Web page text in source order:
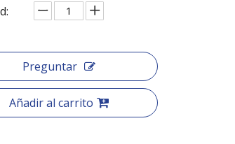
Preguntar
Añadir al carrito